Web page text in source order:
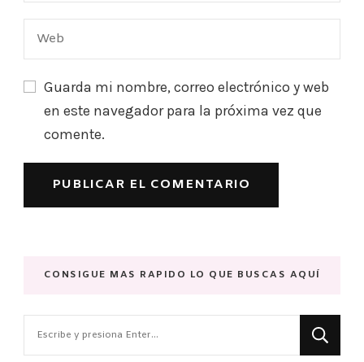
Guarda mi nombre, correo electrónico y web
en este navegador para la próxima vez que
comente.
CONSIGUE MAS RAPIDO LO QUE BUSCAS AQUÍ